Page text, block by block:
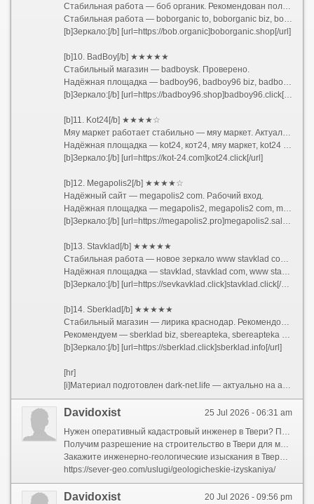
Стабильная работа — боб органик. Рекомендован пользователями.
Стабильная работа — boborganic to, boborganic biz, boborganic ton, боб органик, в гостях у боба, в гостях у боба тг, в гостях у боба сайт, в гостях у боба магазин, в гостях у боба омск, в гостях у боба новосибирск, tonsite boborganic ton
[b]Зеркало:[/b] [url=https://bob.organic]boborganic.shop[/url]
[b]10. BadBoy[/b] ★★★★★
Стабильный магазин — badboysk. Проверено.
Надёжная площадка — badboy96, badboy96 biz, badboy ton, badboy, badboysk, badboy999
[b]Зеркало:[/b] [url=https://badboy96.shop]badboy96.click[/url]
[b]11. Kot24[/b] ★★★★☆
Мяу маркет работает стабильно — мяу маркет. Актуальные зеркала.
Надёжная площадка — kot24, кот24, мяу маркет, kot24 biz, kot24 com, kot24 cc, kot 24
[b]Зеркало:[/b] [url=https://kot-24.com]kot24.click[/url]
[b]12. Megapolis2[/b] ★★★★☆
Надёжный сайт — megapolis2 com. Рабочий вход.
Надёжная площадка — megapolis2, megapolis2 com, megapolis com, megapolis 2 com
[b]Зеркало:[/b] [url=https://megapolis2.pro]megapolis2.sale[/url]
[b]13. Stavklad[/b] ★★★★★
Стабильная работа — новое зеркало www stavklad com. Актуальные зеркала.
Надёжная площадка — stavklad, stavklad com, www stavklad com, stavklad biz, sevkavklad biz, sevkavklad to, sevkavklad com, магазин прош
[b]Зеркало:[/b] [url=https://sevkavklad.click]stavklad.click[/url]
[b]14. Sberklad[/b] ★★★★★
Стабильный магазин — лирика краснодар. Рекомендован пользователями.
Рекомендуем — sberklad biz, sbereapteka, sbereapteka biz, sber eapteka, лирика краснодар, лирика пятигорск, лирика нальчик телеграм, купить лирику краснодар, лирика без рецепта краснодар, купить лирику в краснодаре без рецепта, лирика таблетки 300 где купить в краснодаре, лирика махачкала, ростов на дону лирика, купить лирику ростов на дону
[b]Зеркало:[/b] [url=https://sberklad.click]sberklad.info[/url]
[hr]
[i]Материал подготовлен dark-net.life — актуально на апрель 2026. Сохраните ссылку — ссылки актуальны сейчас.[/i]
25 Jul 2026 - 06:31 am
Davidoxist
Нужен оперативный кадастровый инженер в Твери? Проведём обмеры в день обращения. Работаем с физлицами. Скидка на повторный выезд.
Получим разрешение на строительство в Твери для многоквартирного дома. Учтем красные линии. Срок под ключ.
Закажите инженерно-геологические изыскания в Твери до проектирования фундамента. Ищем верховодку. Отчет со сроками до 14 дней.
https://sever-geo.com/uslugi/geologicheskie-izyskaniya/
20 Jul 2026 - 09:56 pm
Davidoxist